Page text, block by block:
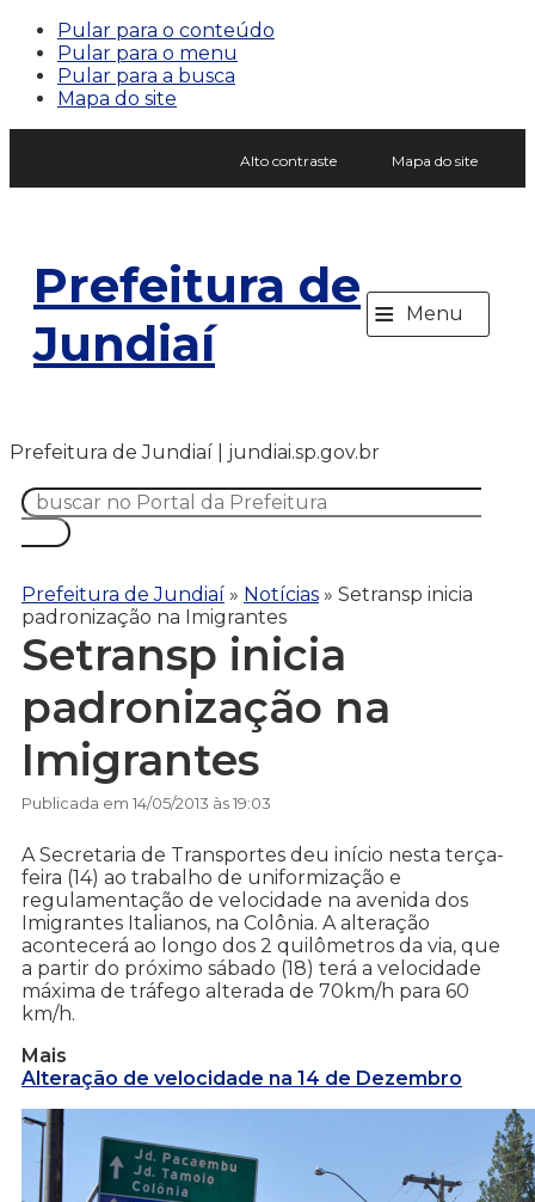
Pular para o conteúdo
Pular para o menu
Pular para a busca
Mapa do site
Alto contraste Mapa do site
Prefeitura de
Jundiaí
≡ Menu
Prefeitura de Jundiaí | jundiai.sp.gov.br
Prefeitura de Jundiaí » Notícias » Setransp inicia
padronização na Imigrantes
Setransp inicia
padronização na
Imigrantes
Publicada em 14/05/2013 às 19:03
A Secretaria de Transportes deu início nesta terça-
feira (14) ao trabalho de uniformização e
regulamentação de velocidade na avenida dos
Imigrantes Italianos, na Colônia. A alteração
acontecerá ao longo dos 2 quilômetros da via, que
a partir do próximo sábado (18) terá a velocidade
máxima de tráfego alterada de 70km/h para 60
km/h.
Mais
Alteração de velocidade na 14 de Dezembro